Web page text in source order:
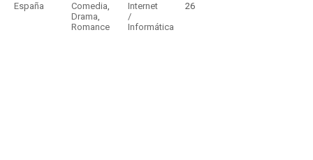
España Comedia,
Drama,
Romance
Internet
/
Informática
26